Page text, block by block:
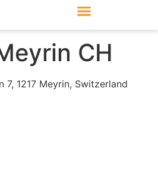
CH
7, 1217 Meyrin, Switzerland